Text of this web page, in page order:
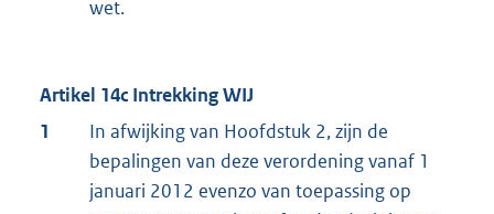
wet.
Artikel 14c Intrekking WIJ
1
In afwijking van Hoofdstuk 2, zijn de
bepalingen van deze verordening vanaf 1
januari 2012 evenzo van toepassing op